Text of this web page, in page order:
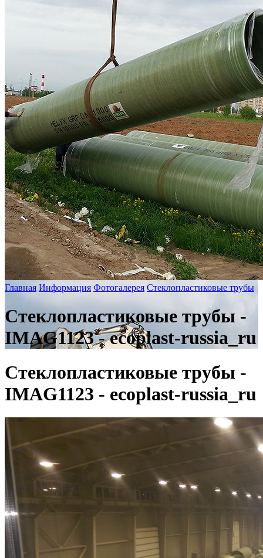
Главная Информация Фотогалерея Стеклопластиковые трубы
Стеклопластиковые трубы -
IMAG1123 - ecoplast-russia_ru
Стеклопластиковые трубы -
IMAG1123 - ecoplast-russia_ru